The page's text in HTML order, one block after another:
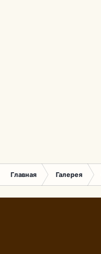
Главная Галерея